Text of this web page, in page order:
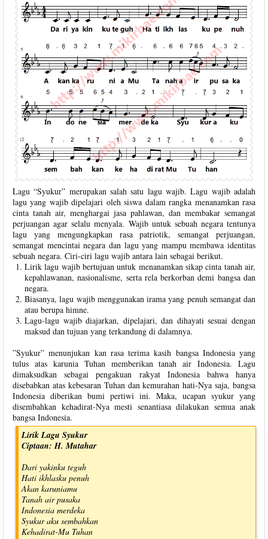
Lagu “Syukur” merupakan salah satu lagu wajib. Lagu wajib adalah
lagu yang wajib dipelajari oleh siswa dalam rangka menanamkan rasa
cinta tanah air, menghargai jasa pahlawan, dan membakar semangat
perjuangan agar selalu menyala. Wajib untuk sebuah negara tentunya
lagu yang mengungkapkan rasa patriotik, semangat perjuangan,
semangat mencintai negara dan lagu yang mampu membawa identitas
sebuah negara. Ciri-ciri lagu wajib antara lain sebagai berikut.
Lirik lagu wajib bertujuan untuk menanamkan sikap cinta tanah air,
kepahlawanan, nasionalisme, serta rela berkorban demi bangsa dan
negara.
Biasanya, lagu wajib menggunakan irama yang penuh semangat dan
atau berupa himne.
Lagu-lagu wajib diajarkan, dipelajari, dan dihayati sesuai dengan
maksud dan tujuan yang terkandung di dalamnya.
”Syukur” menunjukan kan rasa terima kasih bangsa Indonesia yang
tulus atas karunia Tuhan memberikan tanah air Indonesia. Lagu
dimaksudkan sebagai pengakuan rakyat Indonesia bahwa hanya
disebabkan atas kebesaran Tuhan dan kemurahan hati-Nya saja, bangsa
Indonesia diberikan bumi pertiwi ini. Maka, ucapan syukur yang
disembahkan kehadirat-Nya mesti senantiasa dilakukan semua anak
bangsa Indonesia.
Lirik Lagu Syukur
Ciptaan: H. Mutahar
Dari yakinku teguh
Hati ikhlasku penuh
Akan karuniamu
Tanah air pusaka
Indonesia merdeka
Syukur aku sembahkan
Kehadirat-Mu Tuhan